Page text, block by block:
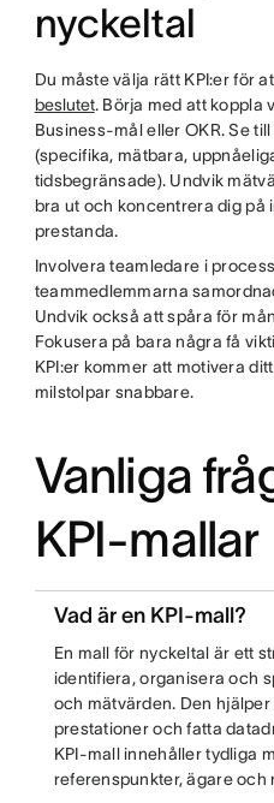
nyckeltal
Du måste välja rätt KPI:er för
beslutet. Börja med att koppla
Business-mål eller OKR. Se
(specifika, mätbara,
tidsbegränsade). Undvik
bra ut och koncentrera dig på
prestanda.
Involvera teamledare i
teammedlemmarna
Undvik också att spåra för
Fokusera på bara några få
KPI:er kommer att motivera
milstolpar snabbare.
Vanliga
KPI-mallar
Vad är en KPI-mall?
En mall för nyckeltal är ett
identifiera, organisera och
och mätvärden. Den
prestationer och fatta
KPI-mall innehåller tydliga
referenspunkter, ägare